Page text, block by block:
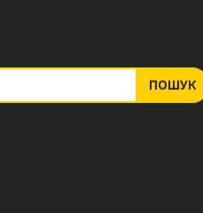
ПОШУК